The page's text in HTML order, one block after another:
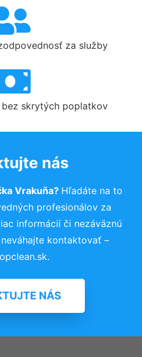
za služby
skrytých poplatkov
nás
Vrakuňa? Hľadáte na to
profesionálov za
informácií či nezáväznú
kontaktovať –
NÁS